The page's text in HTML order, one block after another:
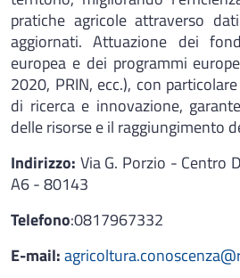
pratiche agricole attraverso
aggiornati. Attuazione dei
europea e dei programmi
2020, PRIN, ecc.), con
di ricerca e innovazione,
delle risorse e il raggiungimento
Indirizzo: Via G. Porzio - Centro
A6 - 80143
Telefono:0817967332
E-mail: